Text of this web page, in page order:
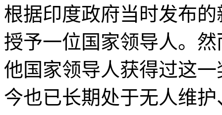
根据印度政府当时发布
授予一位国家领导人。
他国家领导人获得过这
今也已长期处于无人维